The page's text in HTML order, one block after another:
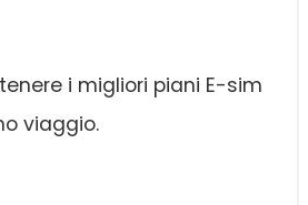
i migliori piani E-sim
viaggio.